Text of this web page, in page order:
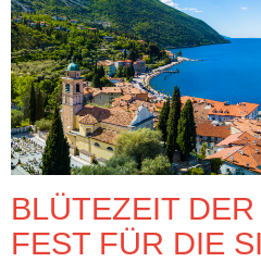
BLÜTEZEIT
FEST FÜR DIE